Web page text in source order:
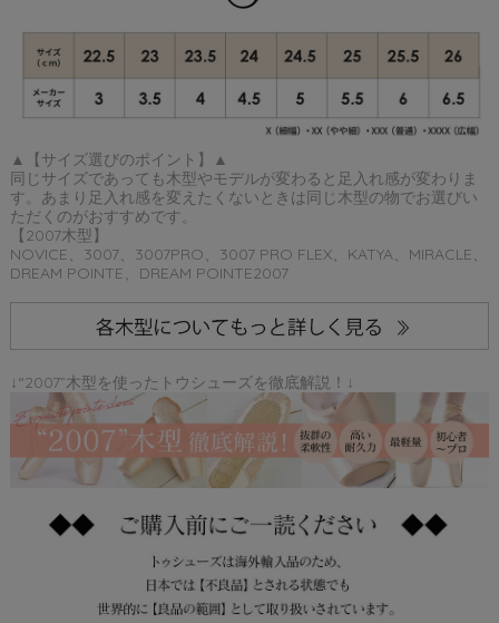
▲【サイズ選びのポイント】▲
同じサイズであっても木型やモデルが変わると足入れ感が変わりま
す。あまり足入れ感を変えたくないときは同じ木型の物でお選びい
ただくのがおすすめです。
【2007木型】
NOVICE、3007、3007PRO、3007 PRO FLEX、KATYA、MIRACLE、
DREAM POINTE、DREAM POINTE2007
↓“2007”木型を使ったトウシューズを徹底解説！↓